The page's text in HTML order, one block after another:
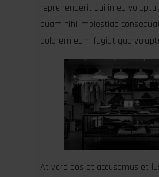
reprehenderit qui in ea
quam nihil molestiae
dolorem eum fugiat quo
At vero eos et accusamus et